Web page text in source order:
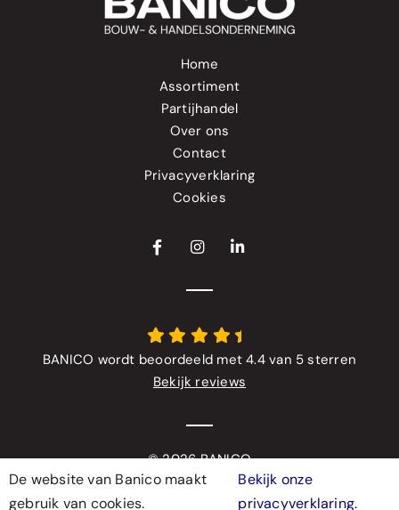
Home
Assortiment
Partijhandel
Over ons
Contact
Privacyverklaring
Cookies
BANICO wordt beoordeeld met 4.4 van 5 sterren
Bekijk reviews
© 2026 BANICO
Webdesign & realisatie
door
Modern Visuals
De website van Banico maakt
gebruik van cookies.
Bekijk onze
privacyverklaring.